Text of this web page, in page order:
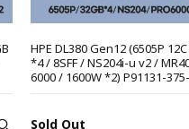
HPE DL380 Gen12 (6505P
*4 / 8SFF / NS204i-u v2 /
6000 / 1600W *2) P91131-
Sold Out